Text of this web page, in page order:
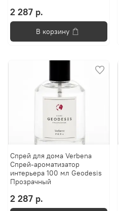
2 287 р.
В корзину
Спрей для дома Verbena
Спрей-ароматизатор
интерьера 100 мл Geodesis
Прозрачный
2 287 р.